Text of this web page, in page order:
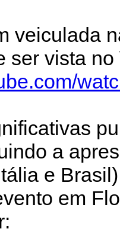
veiculada
ser vista no
a
e
em